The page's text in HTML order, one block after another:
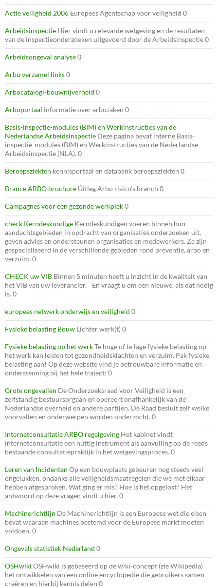
Actie veiligheid 2006 Europees Agentschap voor veiligheid 0
Arbeidsinspectie Hier vindt u relevante wetgeving en de resultaten
van de inspectieonderzoeken uitgevoerd door de Arbeidsinspectie 0
Arbeidsongeval analyse0
Arbo verzamel links0
Arbocatalogi-bouwnijverheid 0
Arboportaal informatie over arbozaken 0
Basis-inspectie-modules (BIM) en Werkinstructies van de
Nederlandse Arbeidsinspectie Deze pagina bevat interne Basis-
inspectie-modules (BIM) en Werkinstructies van de Nederlandse
Arbeidsinspectie (NLA). 0
Beroepsziekten kennisportaal en databank beroepsziekten 0
Brance ARBO brochure Úitleg Arbo risico’s branch 0
Campagnes voor een gezonde werkplek0
check Kerndeskundige Kerndeskundigen voeren binnen hun
aandachtsgebieden in opdracht van organisaties onderzoeken uit,
geven advies en ondersteunen organisaties en medewerkers. Ze zijn
gespecialiseerd in de verschillende gebieden rond preventie, arbo en
verzuim. 0
CHECK uw VIB Binnen 5 minuten heeft u inzicht in de kwaliteit van
het VIB van uw leverancier. En vraagt u om een nieuwe, als dat nodig
is. 0
europees netwerk onderwijs en veiligheid 0
Fysieke belasting Bouw Lichter werk(t) 0
Fysieke belasting op het werkTe hoge of te lage fysieke belasting op
het werk kan leiden tot gezondheidsklachten en verzuim. Pak fysieke
belasting aan! Op deze website vind je betrouwbare informatie en
ondersteuning bij het hele traject: 0
Grote ongevallen De Onderzoeksraad voor Veiligheid is een
zelfstandig bestuursorgaan en opereert onafhankelijk van de
Nederlandse overheid en andere partijen. De Raad besluit zelf welke
voorvallen en onderwerpen worden onderzocht. 0
Internetconsultatie ARBO regelgeving Het kabinet vindt
internetconsultatie een nuttig instrument als aanvulling op de reeds
bestaande consultatiepraktijk in het wetgevingsproces. 0
Leren van Incidenten Op een bouwplaats gebeuren nog steeds veel
ongelukken, ondanks alle veiligheidsmaatregelen die we met elkaar
hebben afgesproken. Wat ging er mis? Hoe is het opgelost? Het
antwoord op deze vragen vindt u hier. 0
Machinerichtlijn De Machinerichtlijn is een Europese wet die eisen
bevat waaraan machines bestemd voor de Europese markt moeten
voldoen. 0
Ongevals statistiek Nederland 0
OSHwiki OSHwiki is gebaseerd op de wiki-concept (zie Wikipedia)
het ontwikkelen van een online encyclopedie die gebruikers samen
creëren en hierbij kennis delen 0